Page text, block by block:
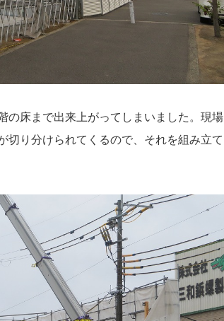
の床まで出来上がってしまいました。現場
り分けられてくるので、それを組み立て